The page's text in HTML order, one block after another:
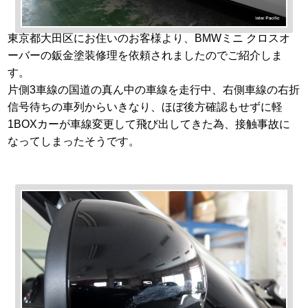
東京都大田区にお住いのお客様より、BMWミニ クロスオ
ーバーの鈑金塗装修理を依頼されましたのでご紹介しま
す。
片側3車線の国道の真ん中の車線を走行中、右側車線の右折
信号待ちの車列からいきなり、ほぼ後方確認もせずに軽
1BOXカーが車線変更して飛び出してきた為、接触事故に
なってしまったそうです。